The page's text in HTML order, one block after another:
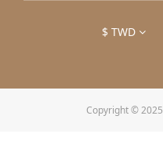
$ TWD
Copyright ©